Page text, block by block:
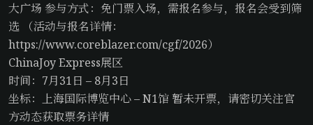
大广场 参与方式：免门票入场，需报名参与，报名会受到筛
选 （活动与报名详情：
https://www.coreblazer.com/cgf/2026）
ChinaJoy Express展区
时间：7月31日 – 8月3日
坐标：上海国际博览中心 – N1馆 暂未开票，请密切关注官
方动态获取票务详情